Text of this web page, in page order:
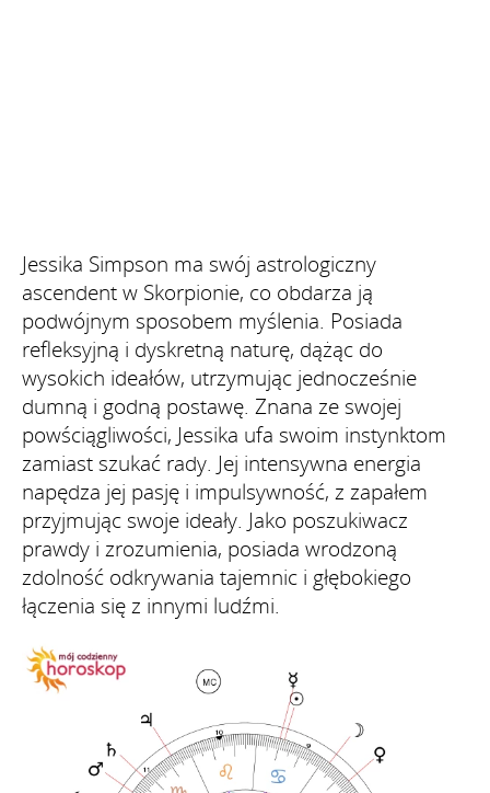
Jessika Simpson ma swój astrologiczny
ascendent w Skorpionie, co obdarza ją
podwójnym sposobem myślenia. Posiada
refleksyjną i dyskretną naturę, dążąc do
wysokich ideałów, utrzymując jednocześnie
dumną i godną postawę. Znana ze swojej
powściągliwości, Jessika ufa swoim instynktom
zamiast szukać rady. Jej intensywna energia
napędza jej pasję i impulsywność, z zapałem
przyjmując swoje ideały. Jako poszukiwacz
prawdy i zrozumienia, posiada wrodzoną
zdolność odkrywania tajemnic i głębokiego
łączenia się z innymi ludźmi.